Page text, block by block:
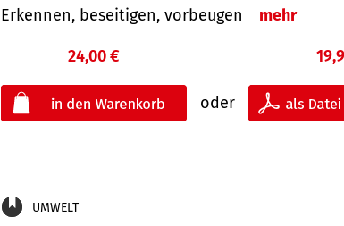
Erkennen, beseitigen, vorbeugen mehr
24,00 €
oder
UMWELT